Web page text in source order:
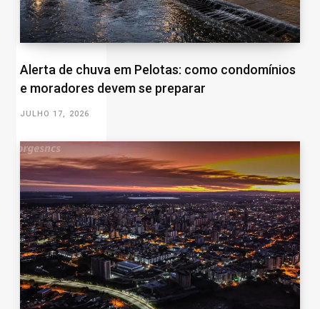
Alerta de chuva em Pelotas: como condomínios
e moradores devem se preparar
JULHO 17, 2026